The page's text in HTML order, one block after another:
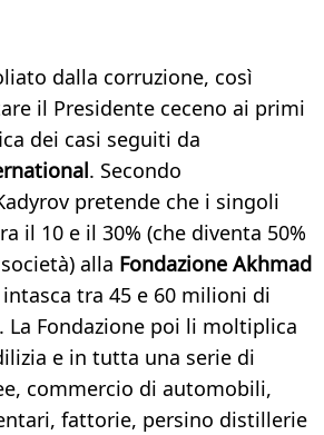
dalla corruzione, così
il Presidente ceceno ai primi
dei casi seguiti da
. Secondo
pretende che i singoli
il 10 e il 30% (che diventa 50%
alla Fondazione Akhmad
tra 45 e 60 milioni di
La Fondazione poi li moltiplica
e in tutta una serie di
commercio di automobili,
fattorie, persino distillerie